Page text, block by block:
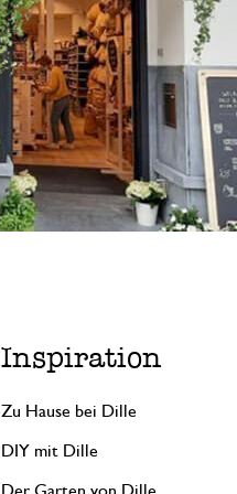
Inspiration
Zu Hause bei Dille
DIY mit Dille